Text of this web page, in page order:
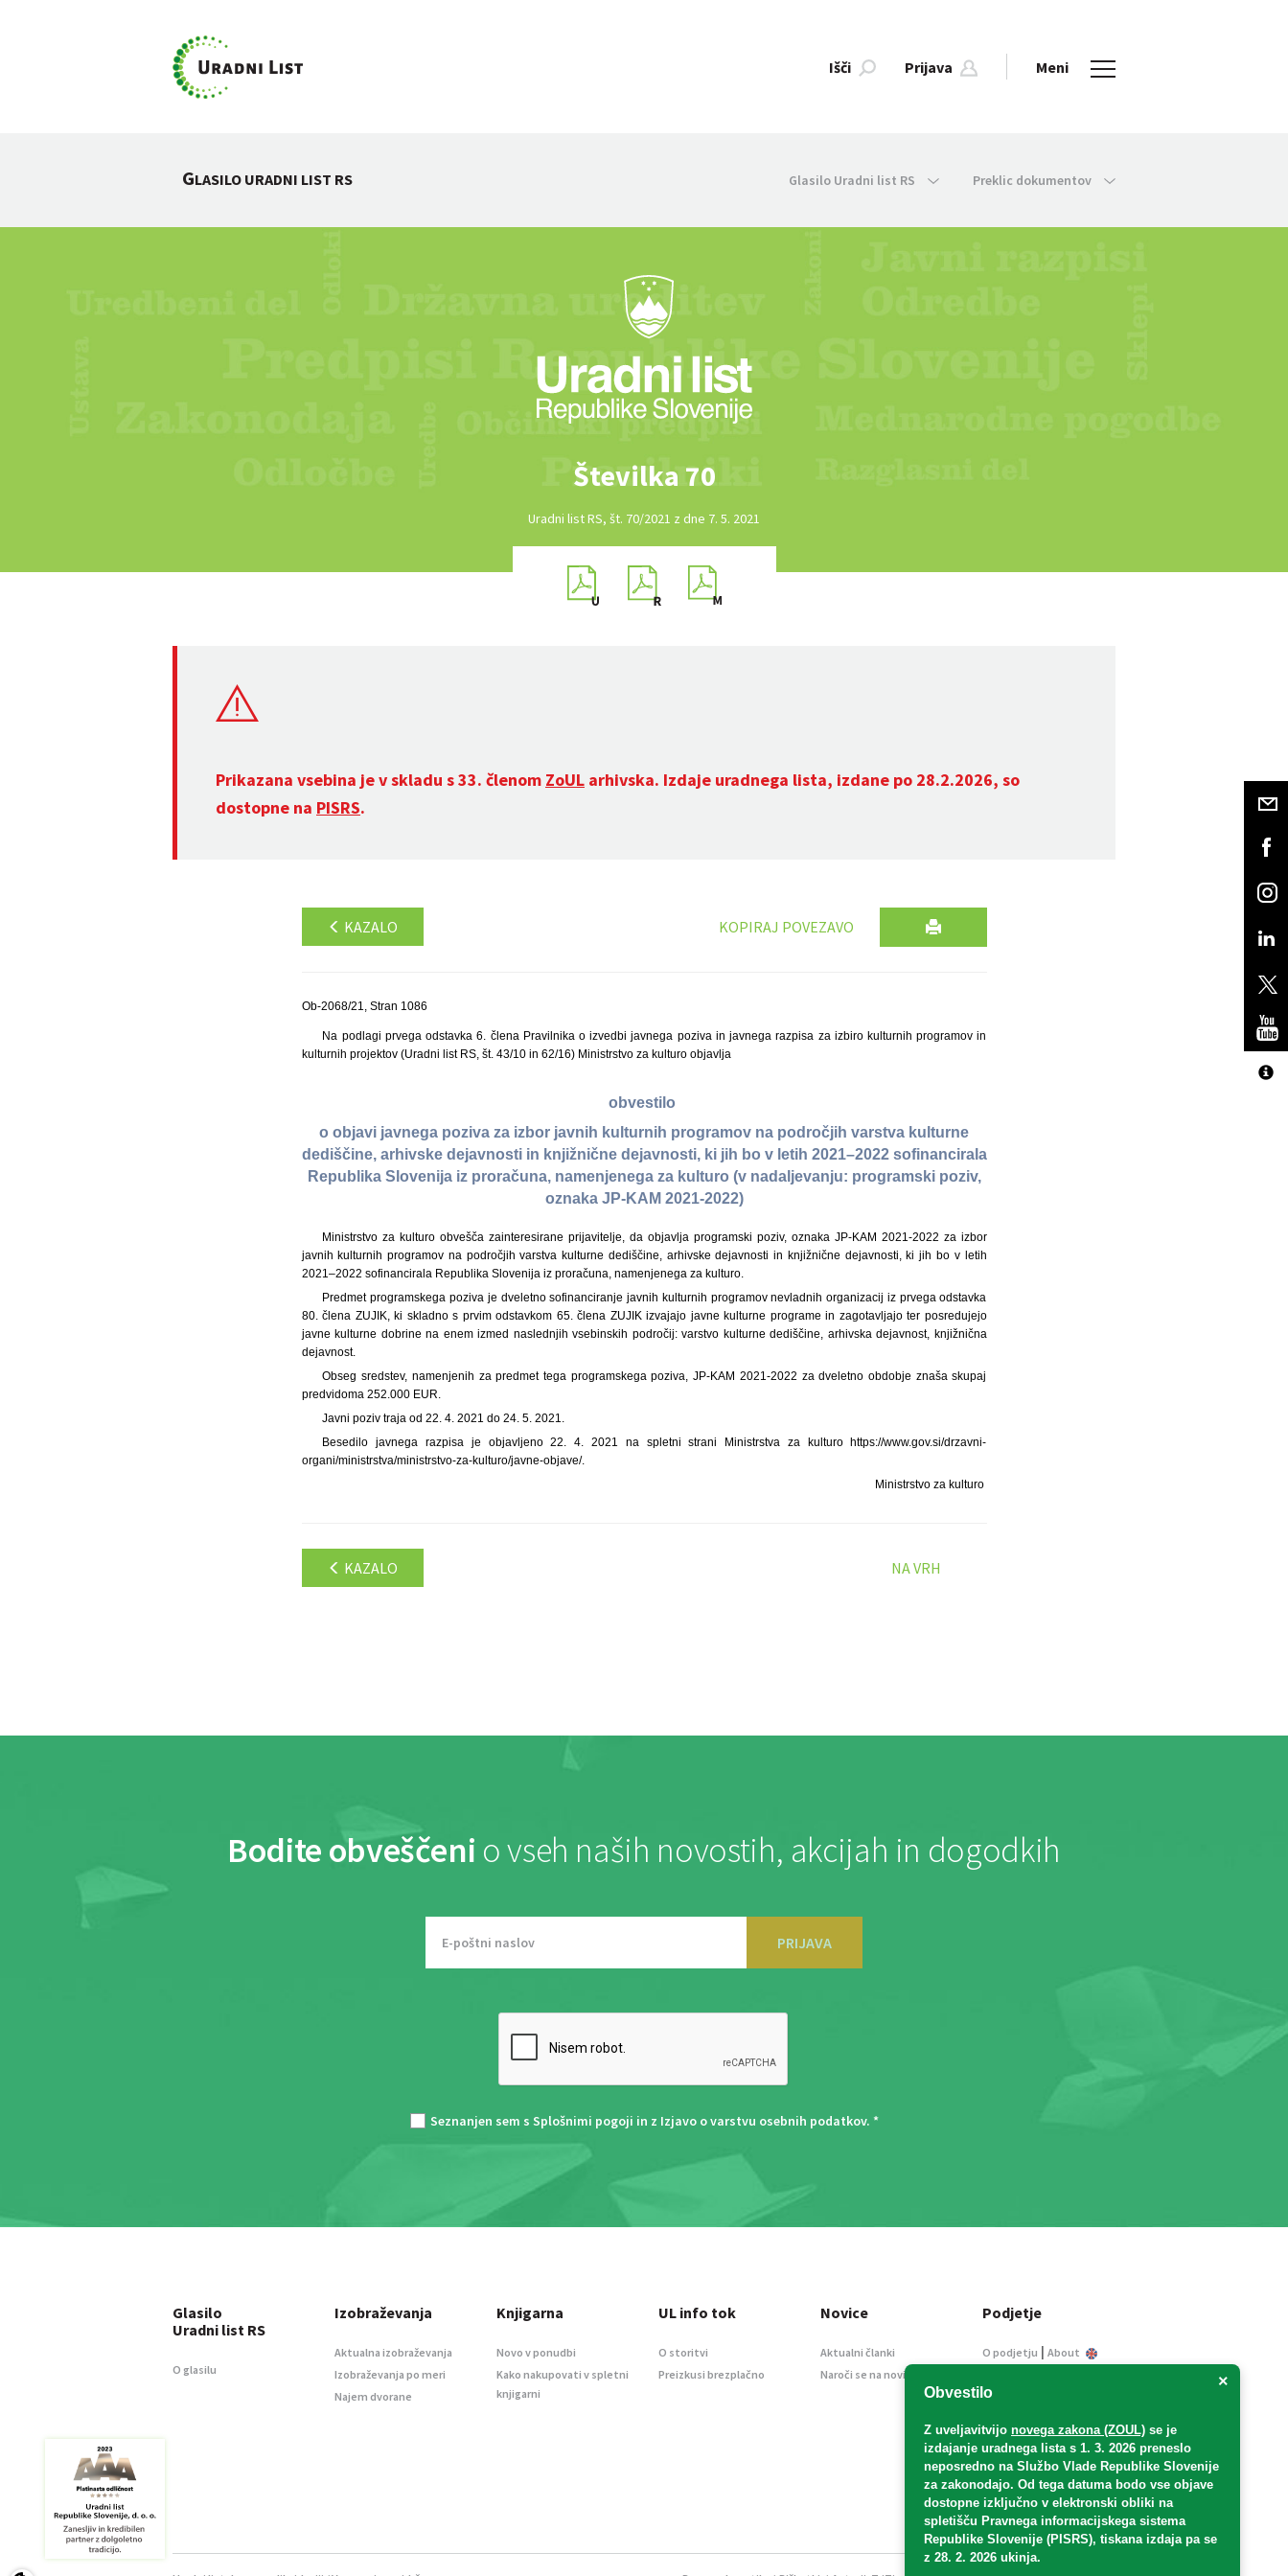
Išči Prijava Meni
GLASILO URADNI LIST RS Glasilo Uradni list RS Preklic dokumentov
Številka 70
Uradni list RS, št. 70/2021 z dne 7. 5. 2021
Prikazana vsebina je v skladu s 33. členom ZoUL arhivska. Izdaje uradnega lista, izdane po 28.2.2026, so
dostopne na PISRS.
KAZALO KOPIRAJ POVEZAVO
Ob-2068/21, Stran 1086
Na podlagi prvega odstavka 6. člena Pravilnika o izvedbi javnega poziva in javnega razpisa za izbiro kulturnih programov in
kulturnih projektov (Uradni list RS, št. 43/10 in 62/16) Ministrstvo za kulturo objavlja
obvestilo
o objavi javnega poziva za izbor javnih kulturnih programov na področjih varstva kulturne
dediščine, arhivske dejavnosti in knjižnične dejavnosti, ki jih bo v letih 2021–2022 sofinancirala
Republika Slovenija iz proračuna, namenjenega za kulturo (v nadaljevanju: programski poziv,
oznaka JP-KAM 2021-2022)
Ministrstvo za kulturo obvešča zainteresirane prijavitelje, da objavlja programski poziv, oznaka JP-KAM 2021-2022 za izbor
javnih kulturnih programov na področjih varstva kulturne dediščine, arhivske dejavnosti in knjižnične dejavnosti, ki jih bo v letih
2021–2022 sofinancirala Republika Slovenija iz proračuna, namenjenega za kulturo.
Predmet programskega poziva je dveletno sofinanciranje javnih kulturnih programov nevladnih organizacij iz prvega odstavka
80. člena ZUJIK, ki skladno s prvim odstavkom 65. člena ZUJIK izvajajo javne kulturne programe in zagotavljajo ter posredujejo
javne kulturne dobrine na enem izmed naslednjih vsebinskih področij: varstvo kulturne dediščine, arhivska dejavnost, knjižnična
dejavnost.
Obseg sredstev, namenjenih za predmet tega programskega poziva, JP-KAM 2021-2022 za dveletno obdobje znaša skupaj
predvidoma 252.000 EUR.
Javni poziv traja od 22. 4. 2021 do 24. 5. 2021.
Besedilo javnega razpisa je objavljeno 22. 4. 2021 na spletni strani Ministrstva za kulturo https://www.gov.si/drzavni-
organi/ministrstva/ministrstvo-za-kulturo/javne-objave/.
Ministrstvo za kulturo
KAZALO NA VRH
Bodite obveščeni o vseh naših novostih, akcijah in dogodkih
PRIJAVA
Seznanjen sem s Splošnimi pogoji in z Izjavo o varstvu osebnih podatkov. *
×
Obvestilo
Z uveljavitvijo novega zakona (ZOUL) se je
izdajanje uradnega lista s 1. 3. 2026 preneslo
neposredno na Službo Vlade Republike Slovenije
za zakonodajo. Od tega datuma bodo vse objave
dostopne izključno v elektronski obliki na
spletišču Pravnega informacijskega sistema
Republike Slovenije (PISRS), tiskana izdaja pa se
z 28. 2. 2026 ukinja.
Glasilo
Uradni list RS
O glasilu
Izobraževanja
Aktualna izobraževanja
Izobraževanja po meri
Najem dvorane
Knjigarna
Novo v ponudbi
Kako nakupovati v spletni
knjigarni
UL info tok
O storitvi
Preizkusi brezplačno
Novice
Aktualni članki
Naroči se na novice
Podjetje
O podjetju | About
Informacije javnega
Oglaševanje
Splošni pogoji
Izjava o varstvu osebnih
podatkov
E-dražbe